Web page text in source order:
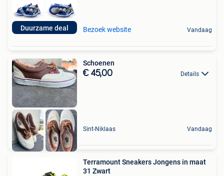
Duurzame deal Bezoek website Vandaag
Schoenen
€ 45,00 Details
Sint-Niklaas Vandaag
Terramount Sneakers Jongens in maat
31 Zwart